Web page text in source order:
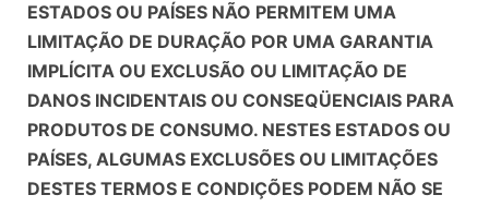
ESTADOS OU PAÍSES NÃO PERMITEM UMA
LIMITAÇÃO DE DURAÇÃO POR UMA GARANTIA
IMPLÍCITA OU EXCLUSÃO OU LIMITAÇÃO DE
DANOS INCIDENTAIS OU CONSEQÜENCIAIS PARA
PRODUTOS DE CONSUMO. NESTES ESTADOS OU
PAÍSES, ALGUMAS EXCLUSÕES OU LIMITAÇÕES
DESTES TERMOS E CONDIÇÕES PODEM NÃO SE